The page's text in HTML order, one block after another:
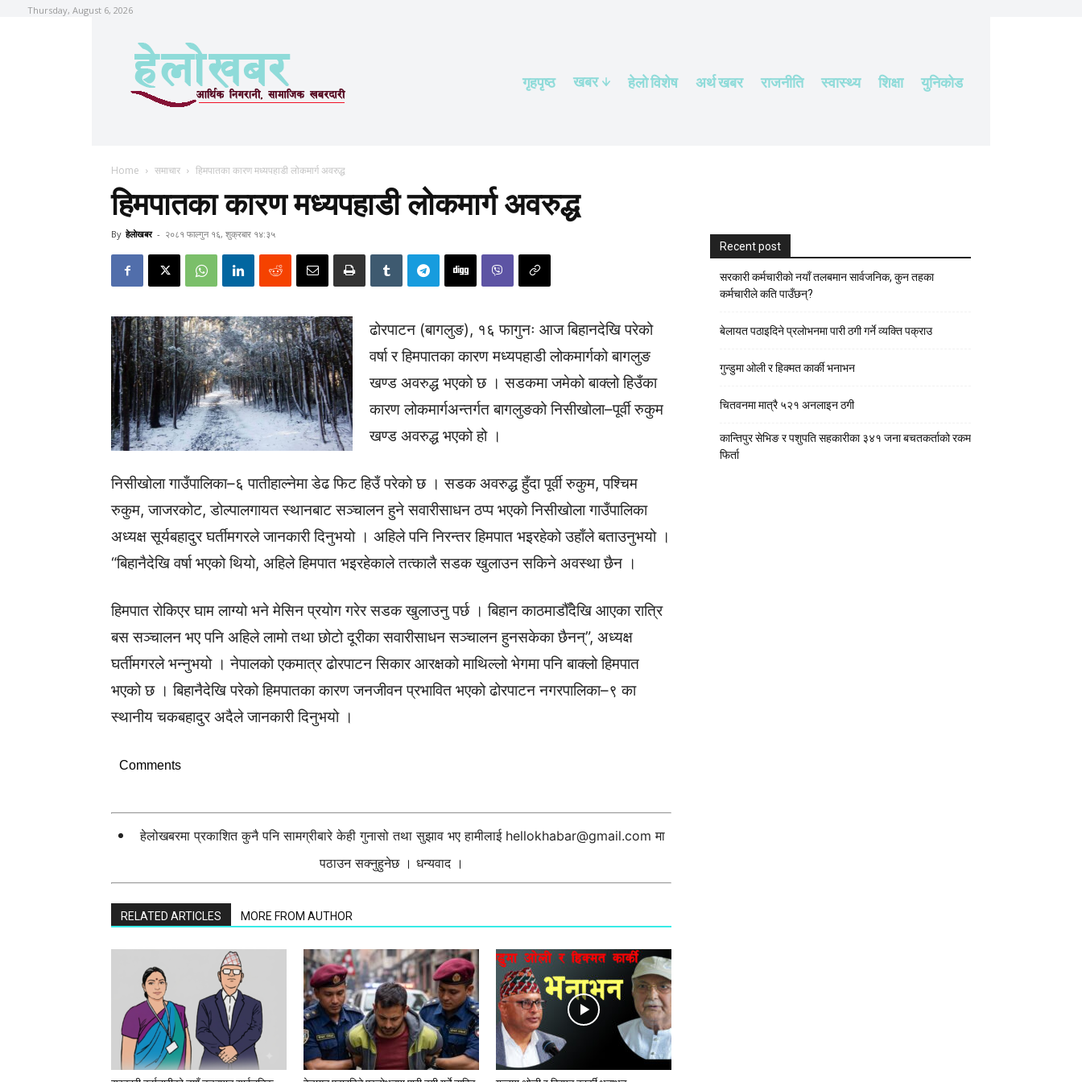
Thursday, August 6, 2026
गृहपृष्ठ खबर हेलाे विशेष अर्थ खबर राजनीति स्वास्थ्य शिक्षा युनिकोड
Home समाचार हिमपातका कारण मध्यपहाडी लोकमार्ग अवरुद्ध
हिमपातका कारण मध्यपहाडी लोकमार्ग अवरुद्ध
By हेलाेखबर - २०८१ फाल्गुन १६, शुक्रबार १४:३५
ढोरपाटन (बागलुङ), १६ फागुनः आज बिहानदेखि परेको
वर्षा र हिमपातका कारण मध्यपहाडी लोकमार्गको बागलुङ
खण्ड अवरुद्ध भएको छ । सडकमा जमेको बाक्लो हिउँका
कारण लोकमार्गअन्तर्गत बागलुङको निसीखोला–पूर्वी रुकुम
खण्ड अवरुद्ध भएको हो ।
निसीखोला गाउँपालिका–६ पातीहाल्नेमा डेढ फिट हिउँ परेको छ । सडक अवरुद्ध हुँदा पूर्वी रुकुम, पश्चिम
रुकुम, जाजरकोट, डोल्पालगायत स्थानबाट सञ्चालन हुने सवारीसाधन ठप्प भएको निसीखोला गाउँपालिका
अध्यक्ष सूर्यबहादुर घर्तीमगरले जानकारी दिनुभयो । अहिले पनि निरन्तर हिमपात भइरहेको उहाँले बताउनुभयो ।
“बिहानैदेखि वर्षा भएको थियो, अहिले हिमपात भइरहेकाले तत्कालै सडक खुलाउन सकिने अवस्था छैन ।
हिमपात रोकिएर घाम लाग्यो भने मेसिन प्रयोग गरेर सडक खुलाउनु पर्छ । बिहान काठमाडौँदेखि आएका रात्रि
बस सञ्चालन भए पनि अहिले लामो तथा छोटो दूरीका सवारीसाधन सञ्चालन हुनसकेका छैनन्”, अध्यक्ष
घर्तीमगरले भन्नुभयो । नेपालको एकमात्र ढोरपाटन सिकार आरक्षको माथिल्लो भेगमा पनि बाक्लो हिमपात
भएको छ । बिहानैदेखि परेको हिमपातका कारण जनजीवन प्रभावित भएको ढोरपाटन नगरपालिका–९ का
स्थानीय चकबहादुर अदैले जानकारी दिनुभयो ।
Comments
हेलोखबरमा प्रकाशित कुनै पनि सामग्रीबारे केही गुनासो तथा सुझाव भए हामीलाई hellokhabar@gmail.com मा
पठाउन सक्नुहुनेछ । धन्यवाद ।
RELATED ARTICLES MORE FROM AUTHOR
Recent post
सरकारी कर्मचारीकाे नयाँ तलबमान सार्वजनिक, कुन तहका
कर्मचारीले कति पाउँछन्?
बेलायत पठाइदिने प्रलाेभनमा पारी ठगी गर्ने व्यक्ति पक्राउ
गुन्डुमा ओली र हिक्मत कार्की भनाभन
चितवनमा मात्रै ५२१ अनलाइन ठगी
कान्तिपुर सेभिङ र पशुपति सहकारीका ३४१ जना बचतकर्ताको रकम
फिर्ता